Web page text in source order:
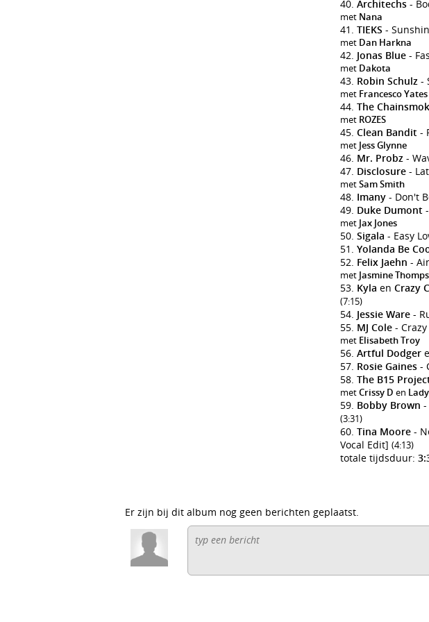
Architechs -
met Nana
TIEKS -
met Dan Harkna
Jonas Blue -
met Dakota
Robin Schulz -
met Francesco Yates
The
met ROZES
Clean Bandit -
met Jess Glynne
Mr. Probz -
Disclosure -
metSam Smith
Imany - Don't
Duke Dumont
met Jax Jones
Sigala - Easy
Yolanda Be
Felix Jaehn -
met Jasmine
Kyla en Crazy
(7:15)
Jessie Ware -
MJ Cole -
met Elisabeth Troy
Artful Dodger
Rosie Gaines -
The B15
metCrissy D en
Bobby Brown -
(3:31)
Tina Moore -
Vocal Edit] (4:13)
totale tijdsduur:
Er zijn bij dit album nog geen berichten geplaatst.